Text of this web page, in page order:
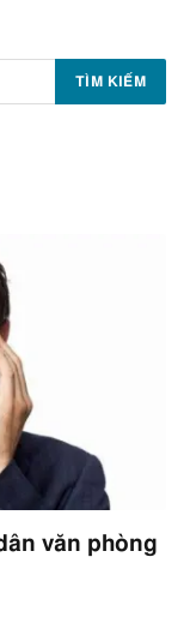
văn phòng